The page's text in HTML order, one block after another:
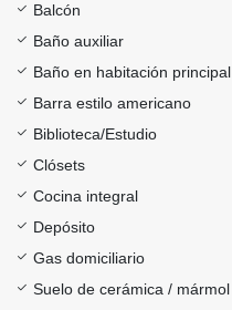
Balcón
Baño auxiliar
Baño en habitación principal
Barra estilo americano
Biblioteca/Estudio
Clósets
Cocina integral
Depósito
Gas domiciliario
Suelo de cerámica / mármol